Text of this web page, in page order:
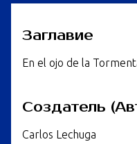
Заглавие
En el ojo de la
Создатель
Carlos Lechuga